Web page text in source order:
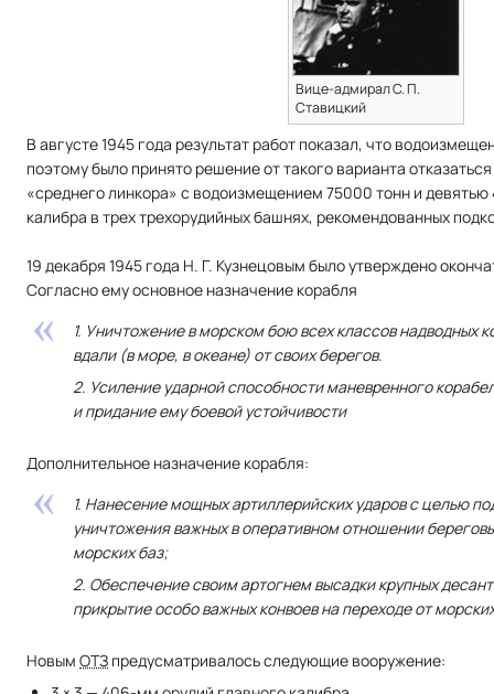
Вице-адмирал С. П.
Ставицкий
В августе 1945 года результат работ показал, что
поэтому было принято решение от такого варианта
«среднего линкора» с водоизмещением 75000 тонн и
калибра в трех трехорудийных башнях, рекомендованных
19 декабря 1945 года Н. Г. Кузнецовым было утверждено
Согласно ему основное назначение корабля
1. Уничтожение в морском бою всех классов надводных
вдали (в море, в океане) от своих берегов.
2. Усиление ударной способности маневренного
и придание ему боевой устойчивости
Дополнительное назначение корабля:
1. Нанесение мощных артиллерийских ударов с целью
уничтожения важных в оперативном отношении
морских баз;
2. Обеспечение своим артогнем высадки крупных
прикрытие особо важных конвоев на переходе от
Новым ОТЗ предусматривалось следующие вооружение: